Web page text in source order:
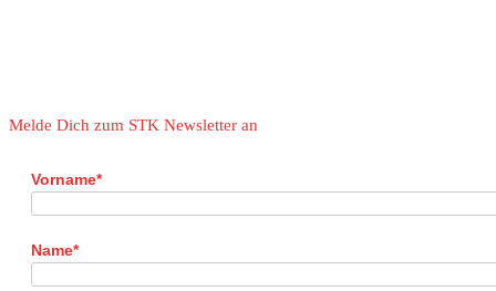
Melde Dich zum STK Newsletter an
Vorname*
Name*